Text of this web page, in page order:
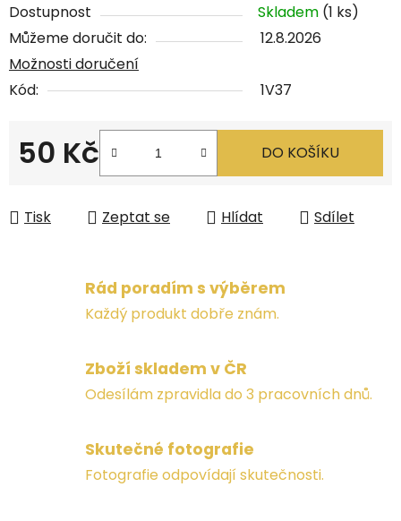
Dostupnost Skladem (1 ks)
Můžeme doručit do:
12.8.2026
Možnosti doručení
Kód:
1V37
50 Kč
Měrná cena:
DO KOŠÍKU
Tisk Zeptat se Hlídat Sdílet
Rád poradím s výběrem
Každý produkt dobře znám.
Zboží skladem v ČR
Odesílám zpravidla do 3 pracovních dnů.
Skutečné fotografie
Fotografie odpovídají skutečnosti.